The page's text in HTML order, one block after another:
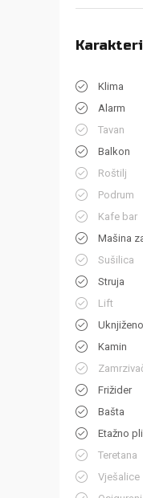
Klima
Alarm
Tavan
Balkon
Roštilj
Podrum
Kafe bar
Mašina
Sušilica
Struja
Lift
Kamin
Frižider
Bašta
Etažno
Teretana
Vješalice